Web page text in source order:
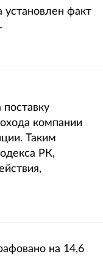
факт
компании
Таким
РК,
на 14,6